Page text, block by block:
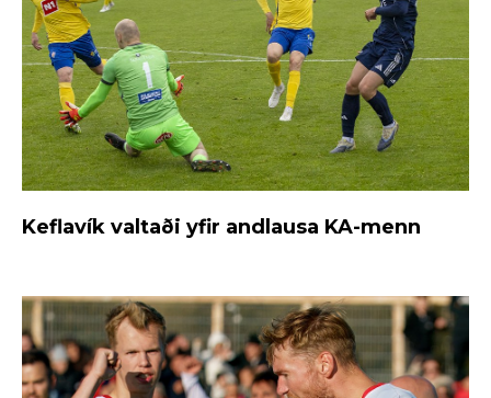
Keflavík valtaði yfir andlausa KA-menn